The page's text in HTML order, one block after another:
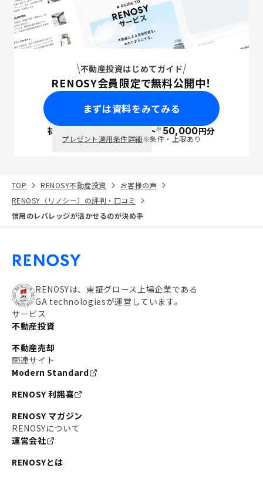
不動産投資はじめてガイド
RENOSY会員限定で無料公開中！
まずは資料をみてみる
初回面談で ポイント※50,000円分
プレゼント適用条件詳細※条件・上限あり
TOP RENOSY不動産投資
お客様の声
RENOSY（リノシー）の評判・口コミ
信用のレバレッジが活かせるのが決め手
RENOSYは、東証グロース上場企業である
GA technologiesが運営しています。
サービス
不動産投資
不動産売却
関連サイト
Modern Standard
RENOSY 利諾喜
RENOSY マガジン
RENOSYについて
運営会社
RENOSYとは